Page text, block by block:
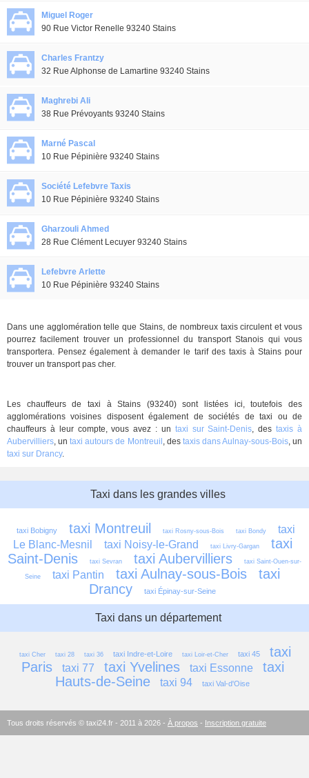
Miguel Roger
90 Rue Victor Renelle 93240 Stains
Charles Frantzy
32 Rue Alphonse de Lamartine 93240 Stains
Maghrebi Ali
38 Rue Prévoyants 93240 Stains
Marné Pascal
10 Rue Pépinière 93240 Stains
Société Lefebvre Taxis
10 Rue Pépinière 93240 Stains
Gharzouli Ahmed
28 Rue Clément Lecuyer 93240 Stains
Lefebvre Arlette
10 Rue Pépinière 93240 Stains
Dans une agglomération telle que Stains, de nombreux taxis circulent et vous
pourrez facilement trouver un professionnel du transport Stanois qui vous
transportera. Pensez également à demander le tarif des taxis à Stains pour
trouver un transport pas cher.
Les chauffeurs de taxi à Stains (93240) sont listées ici, toutefois des
agglomérations voisines disposent également de sociétés de taxi ou de
chauffeurs à leur compte, vous avez : un taxi sur Saint-Denis, destaxis à
Aubervilliers, untaxi autours de Montreuil , des taxis dans Aulnay-sous-Bois, un
taxi sur Drancy.
Taxi dans les grandes villes
taxi Bobigny taxi Montreuil taxi Rosny-sous-Bois taxi Bondy
taxi
Le Blanc-Mesnil
taxi Noisy-le-Grand taxi Livry-Gargan
taxi
Saint-Denis
taxi Sevran taxi Aubervilliers taxi Saint-Ouen-sur-
Seine taxi Pantin taxi Aulnay-sous-Bois
taxi
Drancy
taxi Épinay-sur-Seine
Taxi dans un département
taxi Cher taxi 28 taxi 36 taxi Indre-et-Loire taxi Loir-et-Cher taxi 45
taxi
Paris
taxi 77 taxi Yvelines taxi Essonne
taxi
Hauts-de-Seine
taxi 94 taxi Val-d'Oise
Tous droits réservés © taxi24.fr - 2011 à 2026 - À propos - Inscription gratuite